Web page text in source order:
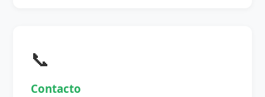
📞
Contacto